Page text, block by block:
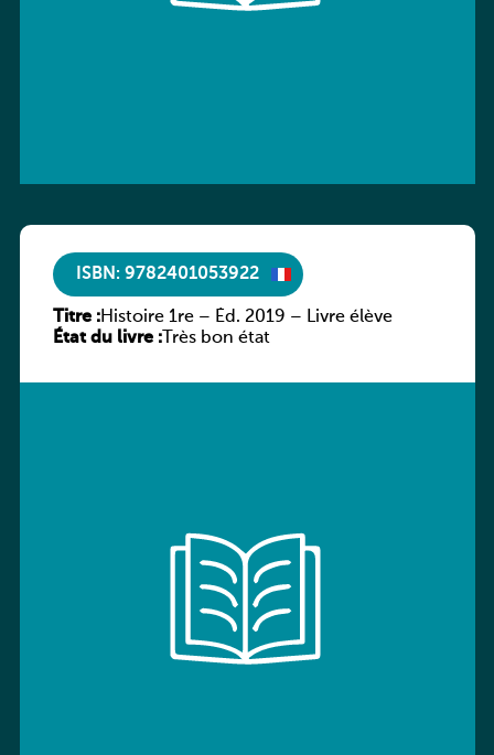
ISBN: 9782401053922
Titre :Histoire 1re – Éd. 2019 – Livre élève
État du livre :Très bon état